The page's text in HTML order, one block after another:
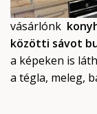
vásárlónk
közötti sávot
a képeken is
a tégla, meleg,